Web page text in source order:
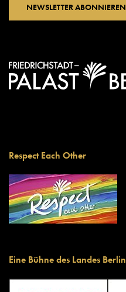
NEWSLETTER ABONNIEREN
Respect Each Other
Eine Bühne des Landes Berlin